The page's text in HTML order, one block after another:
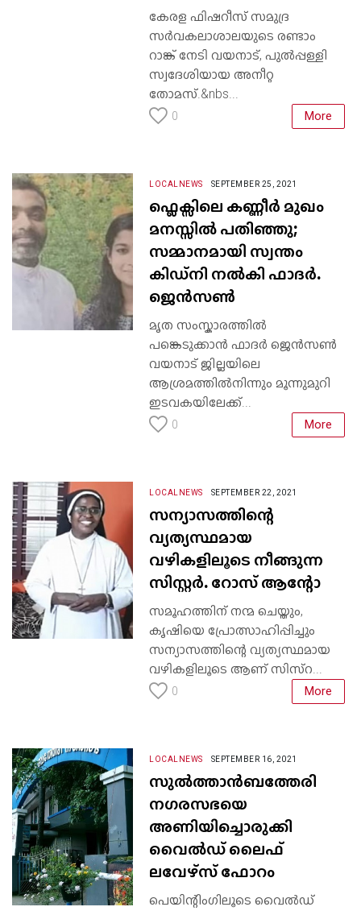
കേരള ഫിഷറീസ് സമുദ്ര
സർവകലാശാലയുടെ രണ്ടാം
റാങ്ക് നേടി വയനാട്, പുൽപ്പള്ളി
സ്വദേശിയായ അനീറ്റ
തോമസ്.&nbs...
0 More
LOCALNEWS SEPTEMBER 25, 2021
ഫ്ലെക്സിലെ കണ്ണീർ മുഖം
മനസ്സിൽ പതിഞ്ഞു;
സമ്മാനമായി സ്വന്തം
കിഡ്നി നൽകി ഫാദർ.
ജെൻസൺ
മൃത സംസ്കാരത്തിൽ
പങ്കെടുക്കാൻ ഫാദർ ജെൻസൺ
വയനാട് ജില്ലയിലെ
ആശ്രമത്തിൽനിന്നും മൂന്നുമുറി
ഇടവകയിലേക്ക്...
0 More
LOCALNEWS SEPTEMBER 22, 2021
സന്യാസത്തിന്റെ
വ്യത്യസ്ഥമായ
വഴികളിലൂടെ നീങ്ങുന്ന
സിസ്റ്റർ. റോസ് ആന്റോ
സമൂഹത്തിന് നന്മ ചെയ്തും,
കൃഷിയെ പ്രോത്സാഹിപ്പിച്ചും
സന്യാസത്തിന്റെ വ്യത്യസ്ഥമായ
വഴികളിലൂടെ ആണ് സിസ്റ...
0 More
LOCALNEWS SEPTEMBER 16, 2021
സുൽത്താൻബത്തേരി
നഗരസഭയെ
അണിയിച്ചൊരുക്കി
വൈൽഡ് ലൈഫ്
ലവേഴ്സ് ഫോറം
പെയിന്റിംഗിലൂടെ വൈൽഡ്